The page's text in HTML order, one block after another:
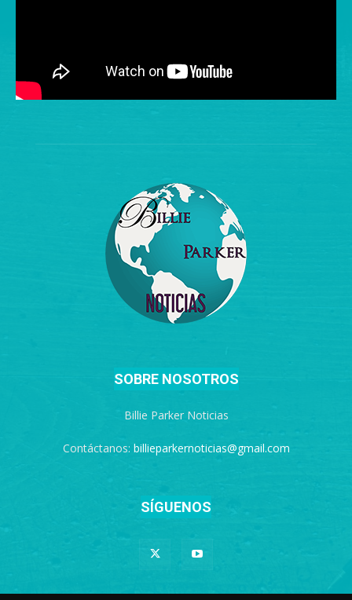
SOBRE NOSOTROS
Billie Parker Noticias
Contáctanos: billieparkernoticias@gmail.com
SÍGUENOS